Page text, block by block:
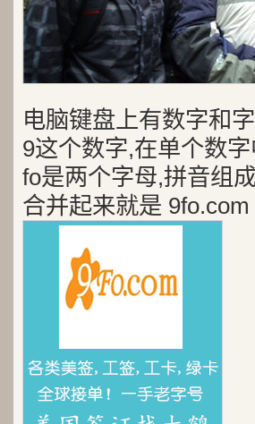
电脑键盘上有数字和
9这个数字,在单个数
fo是两个字母,拼音组
合并起来就是 9fo.com